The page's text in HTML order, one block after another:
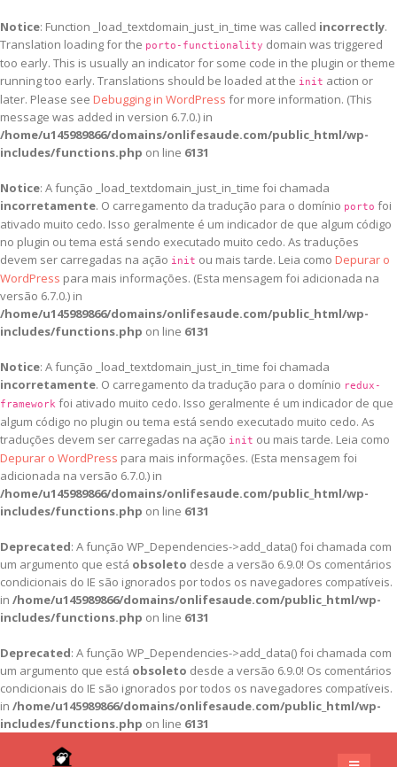
Notice: Function _load_textdomain_just_in_time was called incorrectly.
Translation loading for the porto-functionality domain was triggered
too early. This is usually an indicator for some code in the plugin or theme
running too early. Translations should be loaded at the init action or
later. Please see Debugging in WordPress for more information. (This
message was added in version 6.7.0.) in
/home/u145989866/domains/onlifesaude.com/public_html/wp-
includes/functions.php on line 6131
Notice: A função _load_textdomain_just_in_time foi chamada
incorretamente. O carregamento da tradução para o domínio porto foi
ativado muito cedo. Isso geralmente é um indicador de que algum código
no plugin ou tema está sendo executado muito cedo. As traduções
devem ser carregadas na ação init ou mais tarde. Leia como Depurar o
WordPress para mais informações. (Esta mensagem foi adicionada na
versão 6.7.0.) in
/home/u145989866/domains/onlifesaude.com/public_html/wp-
includes/functions.php on line 6131
Notice: A função _load_textdomain_just_in_time foi chamada
incorretamente. O carregamento da tradução para o domínio redux-
framework foi ativado muito cedo. Isso geralmente é um indicador de que
algum código no plugin ou tema está sendo executado muito cedo. As
traduções devem ser carregadas na ação init ou mais tarde. Leia como
Depurar o WordPress para mais informações. (Esta mensagem foi
adicionada na versão 6.7.0.) in
/home/u145989866/domains/onlifesaude.com/public_html/wp-
includes/functions.php on line 6131
Deprecated: A função WP_Dependencies->add_data() foi chamada com
um argumento que está obsoleto desde a versão 6.9.0! Os comentários
condicionais do IE são ignorados por todos os navegadores compatíveis.
in /home/u145989866/domains/onlifesaude.com/public_html/wp-
includes/functions.php on line 6131
Deprecated: A função WP_Dependencies->add_data() foi chamada com
um argumento que está obsoleto desde a versão 6.9.0! Os comentários
condicionais do IE são ignorados por todos os navegadores compatíveis.
in /home/u145989866/domains/onlifesaude.com/public_html/wp-
includes/functions.php on line 6131